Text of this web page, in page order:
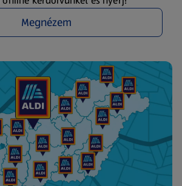
Megnézem